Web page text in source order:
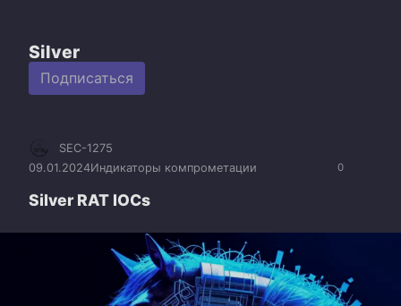
Silver
Подписаться
0
SEC-1275
09.01.2024Индикаторы компрометации
Silver RAT IOCs